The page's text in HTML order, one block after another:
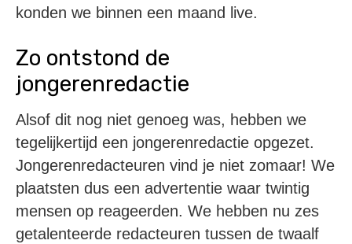
konden we binnen een maand live.
Zo ontstond de
jongerenredactie
Alsof dit nog niet genoeg was, hebben we
tegelijkertijd een jongerenredactie opgezet.
Jongerenredacteuren vind je niet zomaar! We
plaatsten dus een advertentie waar twintig
mensen op reageerden. We hebben nu zes
getalenteerde redacteuren tussen de twaalf